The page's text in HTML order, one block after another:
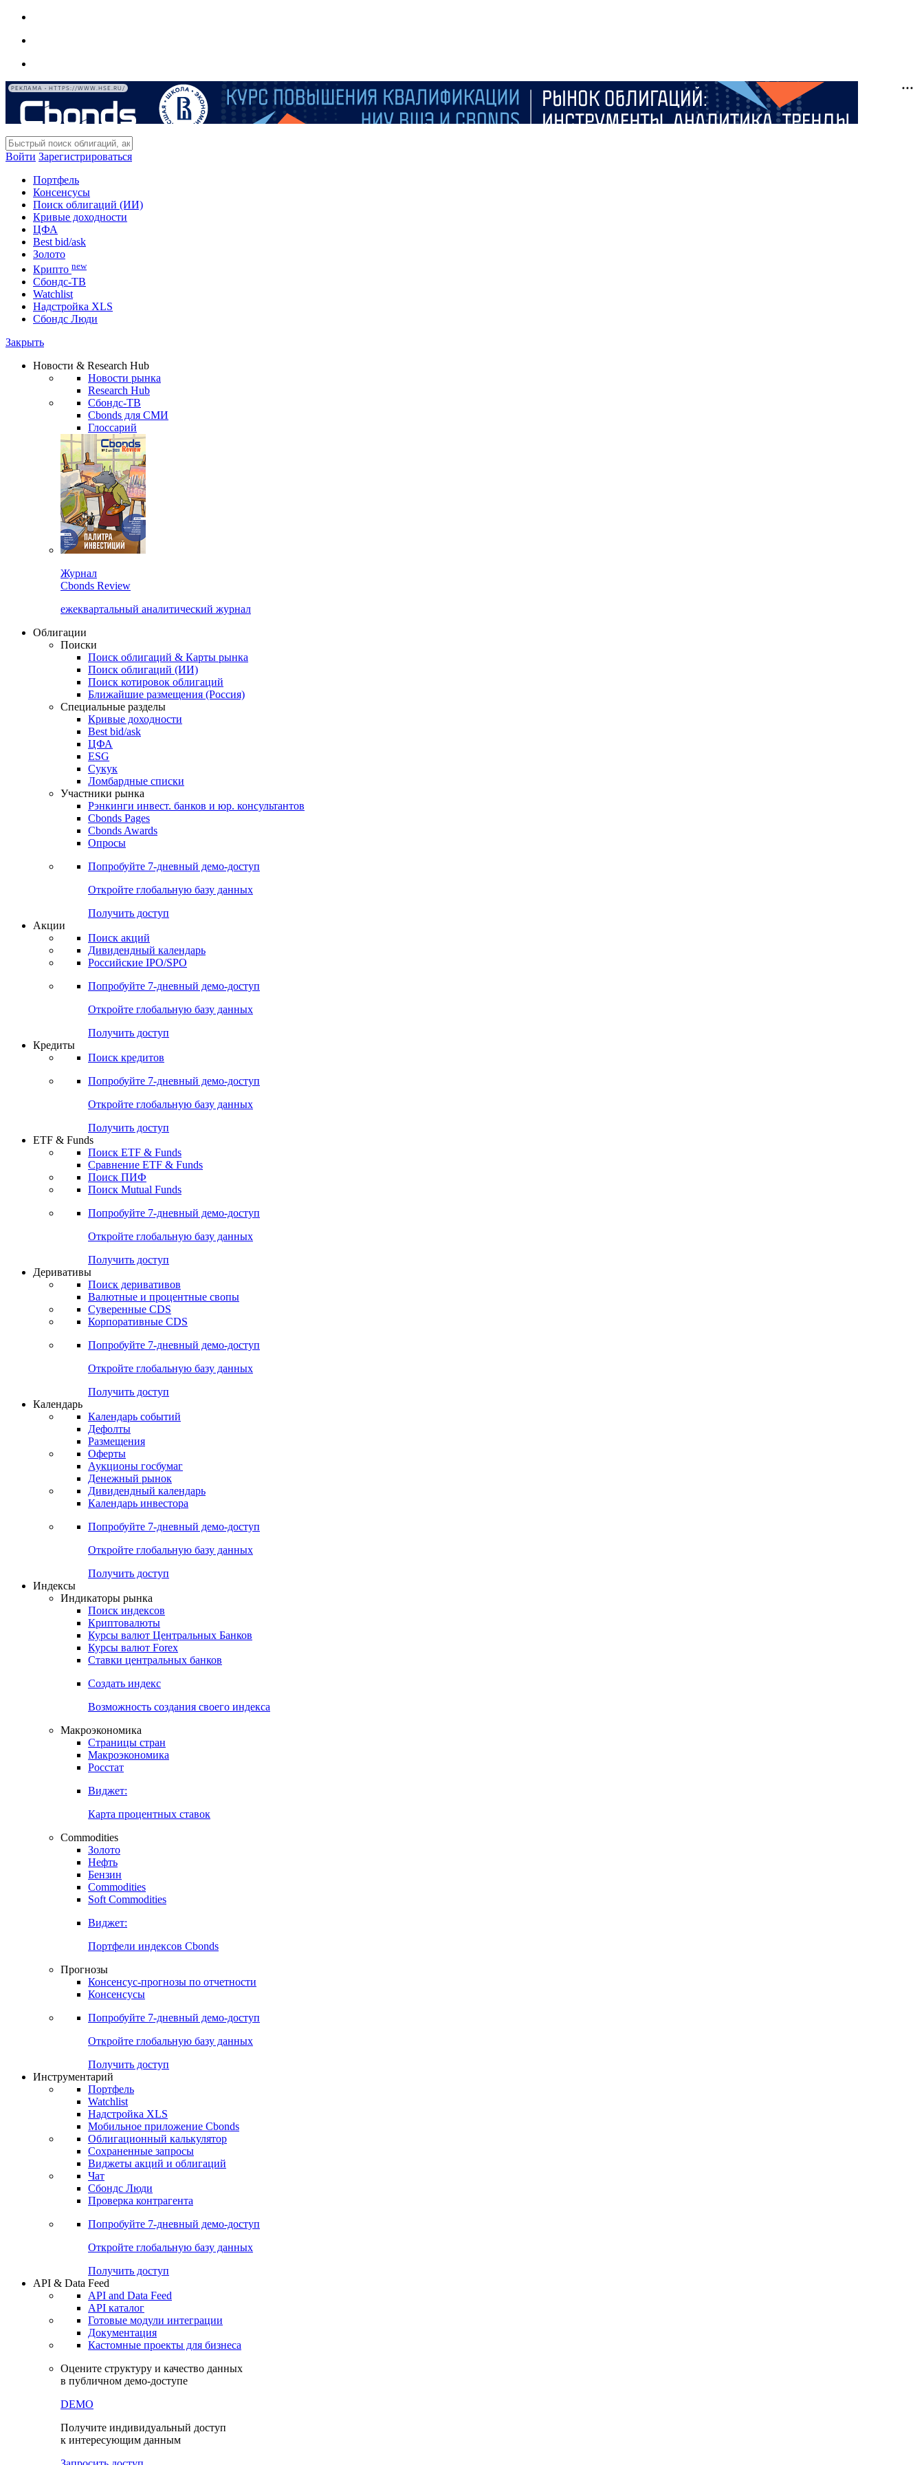
РЕКЛАМА • HTTPS://WWW.HSE.RU/
Войти Зарегистрироваться
Портфель
Консенсусы
Поиск облигаций (ИИ)
Кривые доходности
ЦФА
Best bid/ask
Золото
Крипто new
Сбондс-ТВ
Watchlist
Надстройка XLS
Сбондс Люди
Закрыть
Новости & Research Hub
Новости рынка
Research Hub
Сбондс-ТВ
Cbonds для СМИ
Глоссарий
Журнал
Cbonds Review
ежеквартальный аналитический журнал
Облигации
Поиски
Поиск облигаций & Карты рынка
Поиск облигаций (ИИ)
Поиск котировок облигаций
Ближайшие размещения (Россия)
Специальные разделы
Кривые доходности
Best bid/ask
ЦФА
ESG
Сукук
Ломбардные списки
Участники рынка
Рэнкинги инвест. банков и юр. консультантов
Cbonds Pages
Cbonds Awards
Опросы
Попробуйте 7-дневный демо-доступ
Откройте глобальную базу данных
Получить доступ
Акции
Поиск акций
Дивидендный календарь
Российские IPO/SPO
Попробуйте 7-дневный демо-доступ
Откройте глобальную базу данных
Получить доступ
Кредиты
Поиск кредитов
Попробуйте 7-дневный демо-доступ
Откройте глобальную базу данных
Получить доступ
ETF & Funds
Поиск ETF & Funds
Сравнение ETF & Funds
Поиск ПИФ
Поиск Mutual Funds
Попробуйте 7-дневный демо-доступ
Откройте глобальную базу данных
Получить доступ
Деривативы
Поиск деривативов
Валютные и процентные свопы
Суверенные CDS
Корпоративные CDS
Попробуйте 7-дневный демо-доступ
Откройте глобальную базу данных
Получить доступ
Календарь
Календарь событий
Дефолты
Размещения
Оферты
Аукционы госбумаг
Денежный рынок
Дивидендный календарь
Календарь инвестора
Попробуйте 7-дневный демо-доступ
Откройте глобальную базу данных
Получить доступ
Индексы
Индикаторы рынка
Поиск индексов
Криптовалюты
Курсы валют Центральных Банков
Курсы валют Forex
Ставки центральных банков
Создать индекс
Возможность создания своего индекса
Макроэкономика
Страницы стран
Макроэкономика
Росстат
Виджет:
Карта процентных ставок
Commodities
Золото
Нефть
Бензин
Commodities
Soft Commodities
Виджет:
Портфели индексов Cbonds
Прогнозы
Консенсус-прогнозы по отчетности
Консенсусы
Попробуйте 7-дневный демо-доступ
Откройте глобальную базу данных
Получить доступ
Инструментарий
Портфель
Watchlist
Надстройка XLS
Мобильное приложение Cbonds
Облигационный калькулятор
Сохраненные запросы
Виджеты акций и облигаций
Чат
Сбондс Люди
Проверка контрагента
Попробуйте 7-дневный демо-доступ
Откройте глобальную базу данных
Получить доступ
API & Data Feed
API and Data Feed
API каталог
Готовые модули интеграции
Документация
Кастомные проекты для бизнеса
Оцените структуру и качество данных
в публичном демо-доступе
DEMO
Получите индивидуальный доступ
к интересующим данным